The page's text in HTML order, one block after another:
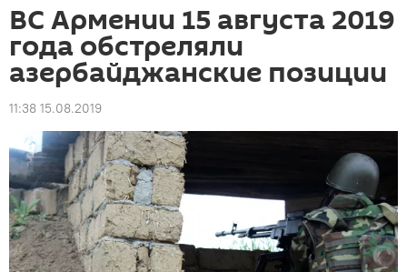
ВС Армении 15 августа 2019
года обстреляли
азербайджанские позиции
11:38 15.08.2019